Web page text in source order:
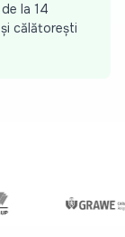
la 14
călătorești